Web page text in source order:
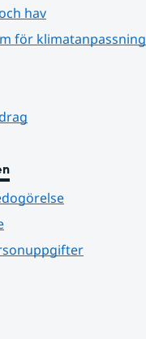
hav
för klimatanpassning